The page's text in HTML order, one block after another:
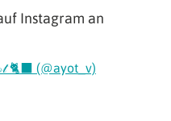
Instagram an
🐈‍⬛ (@ayot_v)